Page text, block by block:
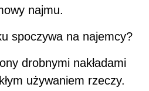
najmu.
spoczywa na najemcy?
drobnymi nakładami
używaniem rzeczy.